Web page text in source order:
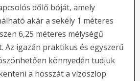
dőlő bóját, amely
akár a sekély 1 méteres
6,25 méteres mélységű
Az igazán praktikus és egyszerű
könnyedén tudjuk
a hosszát a vízoszlop